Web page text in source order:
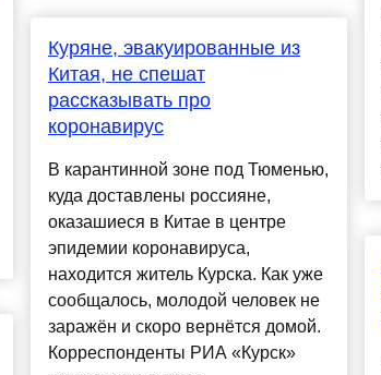
Куряне, эвакуированные из
Китая, не спешат
рассказывать про
коронавирус
В карантинной зоне под Тюменью,
куда доставлены россияне,
оказашиеся в Китае в центре
эпидемии коронавируса,
находится житель Курска. Как уже
сообщалось, молодой человек не
заражён и скоро вернётся домой.
Корреспонденты РИА «Курск»